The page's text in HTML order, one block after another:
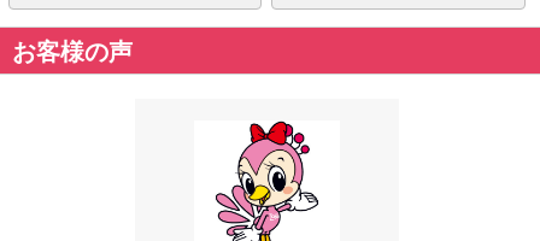
お客様の声